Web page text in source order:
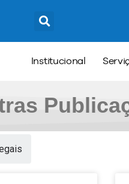
Institucional